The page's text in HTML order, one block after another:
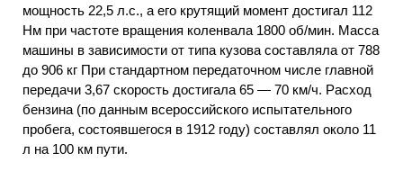
мощность 22,5 л.с., а его крутящий момент достигал 112
Нм при частоте вращения коленвала 1800 об/мин. Масса
машины в зависимости от типа кузова составляла от 788
до 906 кг При стандартном передаточном числе главной
передачи 3,67 скорость достигала 65 — 70 км/ч. Расход
бензина (по данным всероссийского испытательного
пробега, состоявшегося в 1912 году) составлял около 11
л на 100 км пути.